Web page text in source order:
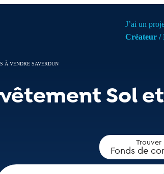
J’ai un
Créateur /
À VENDRE SAVERDUN
Sol
Trouver
Fonds de